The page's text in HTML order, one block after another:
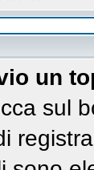
un
sul